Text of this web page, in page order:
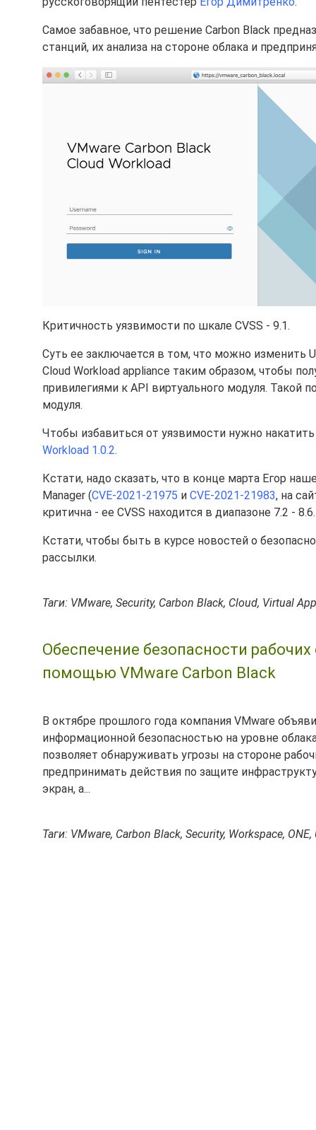
Самое забавное, что решение Carbon Black
станций, их анализа на стороне облака и
Критичность уязвимости по шкале CVSS - 9.1.
Суть ее заключается в том, что можно изменить
Cloud Workload appliance таким образом, чтобы
привилегиями к API виртуального модуля. Такой
модуля.
Чтобы избавиться от уязвимости нужно
Workload 1.0.2.
Кстати, надо сказать, что в конце марта Егор
Manager (CVE-2021-21975 и CVE-2021-21983, на
критична - ее CVSS находится в диапазоне 7.2 - 8.6.
Кстати, чтобы быть в курсе новостей о
рассылки.
Таги: VMware, Security, Carbon Black, Cloud, Virtual
Обеспечение безопасности
помощью VMware Carbon Black
В октябре прошлого года компания VMware
информационной безопасностью на уровне
позволяет обнаруживать угрозы на стороне
предпринимать действия по защите
экран, а...
Таги: VMware, Carbon Black, Security, Workspace,